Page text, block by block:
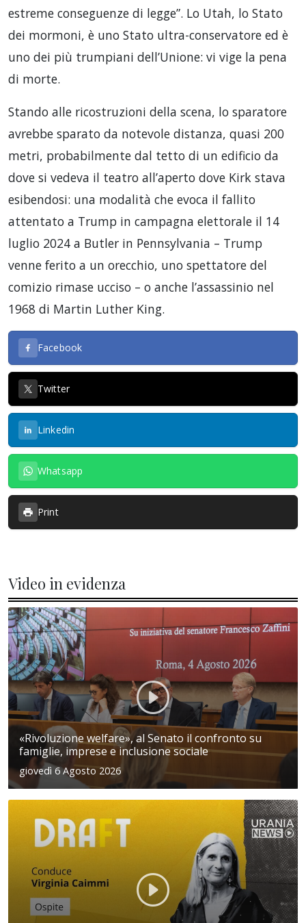
estreme conseguenze di legge”. Lo Utah, lo Stato
dei mormoni, è uno Stato ultra-conservatore ed è
uno dei più trumpiani dell’Unione: vi vige la pena
di morte.
Stando alle ricostruzioni della scena, lo sparatore
avrebbe sparato da notevole distanza, quasi 200
metri, probabilmente dal tetto di un edificio da
dove si vedeva il teatro all’aperto dove Kirk stava
esibendosi: una modalità che evoca il fallito
attentato a Trump in campagna elettorale il 14
luglio 2024 a Butler in Pennsylvania – Trump
venne ferito a un orecchio, uno spettatore del
comizio rimase ucciso – o anche l’assassinio nel
1968 di Martin Luther King.
Facebook
Twitter
Linkedin
Whatsapp
Print
Video in evidenza
«Rivoluzione welfare», al Senato il confronto su
famiglie, imprese e inclusione sociale
giovedì 6 Agosto 2026